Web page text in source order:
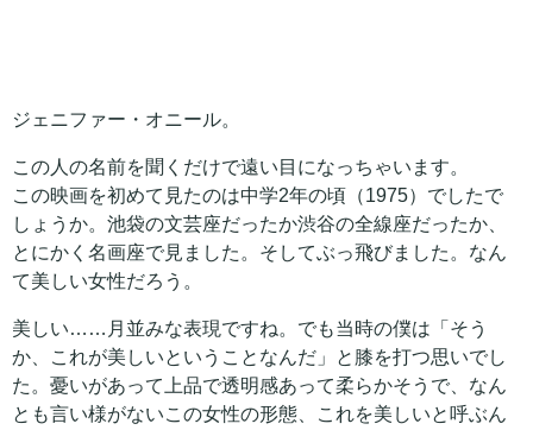
ジェニファー・オニール。
この人の名前を聞くだけで遠い目になっちゃいます。
この映画を初めて見たのは中学2年の頃（1975）でしたで
しょうか。池袋の文芸座だったか渋谷の全線座だったか、
とにかく名画座で見ました。そしてぶっ飛びました。なん
て美しい女性だろう。
美しい……月並みな表現ですね。でも当時の僕は「そう
か、これが美しいということなんだ」と膝を打つ思いでし
た。憂いがあって上品で透明感あって柔らかそうで、なん
とも言い様がないこの女性の形態、これを美しいと呼ぶん